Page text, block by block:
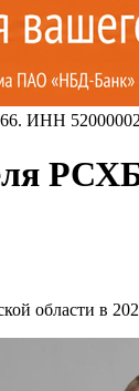
ИНН
области в